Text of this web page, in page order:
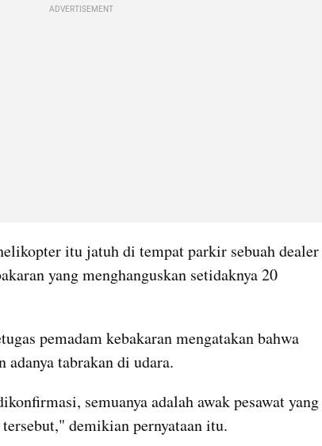
ADVERTISEMENT
itu jatuh di tempat parkir sebuah dealer
yang menghanguskan setidaknya 20
pemadam kebakaran mengatakan bahwa
tabrakan di udara.
semuanya adalah awak pesawat yang
demikian pernyataan itu.